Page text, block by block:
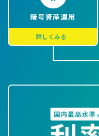
暗号資産運用
詳しくみる